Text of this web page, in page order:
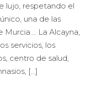
lujo, respetando el
una de las
Murcia…. La Alcayna,
servicios, los
centro de salud,
[…]